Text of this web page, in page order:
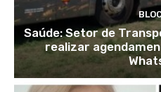
Saúde: Setor de
realizar